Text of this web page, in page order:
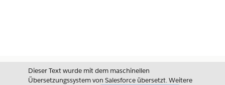
Dieser Text wurde mit dem maschinellen
Übersetzungssystem von Salesforce übersetzt. Weitere